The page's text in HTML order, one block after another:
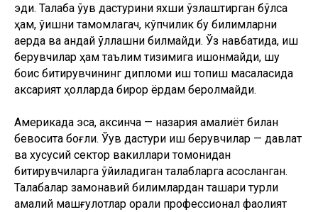
эди. Талаба ўқув дастурини яхши ўзлаштирган бўлса
ҳам, ўқишни тамомлагач, кўпчилик бу билимларни
қаерда ва қандай қўллашни билмайди. Ўз навбатида, иш
берувчилар ҳам таълим тизимига ишонмайди, шу
боис битирувчининг дипломи иш топиш масаласида
аксарият ҳолларда бирор ёрдам беролмайди.
Америкада эса, аксинча — назария амалиёт билан
бевосита боғлиқ. Ўқув дастури иш берувчилар — давлат
ва хусусий сектор вакиллари томонидан
битирувчиларга қўйиладиган талабларга асосланган.
Талабалар замонавий билимлардан ташқари турли
амалий машғулотлар орқали профессионал фаолият